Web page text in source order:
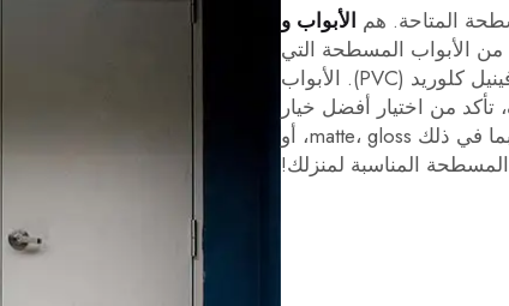
الأبواب و
من الأبواب المسطحة التي
تُصنع من مواد مثل الخشب، الألمنيوم، والبولي فينيل كلوريد (PVC). الأبواب
من اختيار أفضل خيار
لاحتياجاتك. يمكن أن تختلف أيضًا من حيث الانتهاء، بما في ذلك matte، gloss، أو
المسطحة المناسبة لمنزلك!